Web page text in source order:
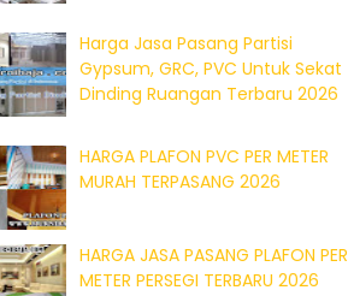
Harga Jasa Pasang Partisi
Gypsum, GRC, PVC Untuk Sekat
Dinding Ruangan Terbaru 2026
HARGA PLAFON PVC PER METER
MURAH TERPASANG 2026
HARGA JASA PASANG PLAFON PER
METER PERSEGI TERBARU 2026